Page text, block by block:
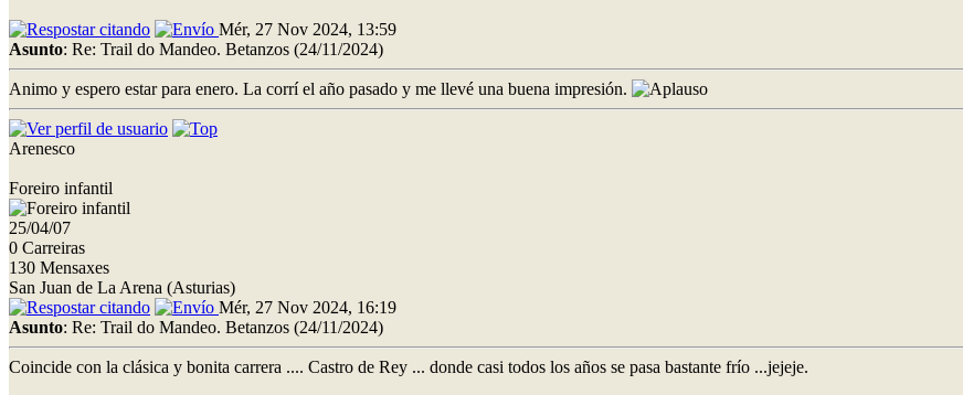
Mér, 27 Nov 2024, 13:59
Asunto: Re: Trail do Mandeo. Betanzos (24/11/2024)
Animo y espero estar para enero. La corrí el año pasado y me llevé una buena impresión.
Arenesco
Foreiro infantil
25/04/07
0 Carreiras
130 Mensaxes
San Juan de La Arena (Asturias)
Mér, 27 Nov 2024, 16:19
Asunto: Re: Trail do Mandeo. Betanzos (24/11/2024)
Coincide con la clásica y bonita carrera .... Castro de Rey ... donde casi todos los años se pasa bastante frío ...jejeje.